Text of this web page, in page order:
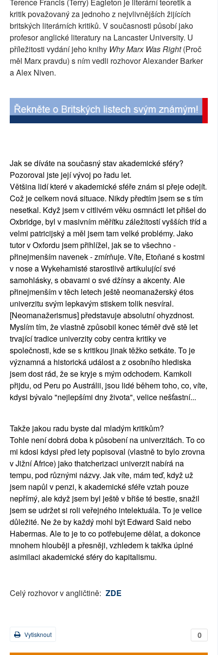
SOCIÁLNÍ SÍTĚ
RUBRIKY
PLNÁ VERZE STRÁNEK
kritik považovaný za jednoho z nejvlivnějších žijících
britských literárních kritiků. V současnosti působí jako
profesor anglické literatury na Lancaster University. U
příležitosti vydání jeho knihy Why Marx Was Right(Proč
měl Marx pravdu) s ním vedli rozhovor Alexander Barker
a Alex Niven.
Jak se díváte na současný stav akademické sféry?
Pozoroval jste její vývoj po řadu let.
Většina lidí které v akademické sféře znám si přeje odejít.
Což je celkem nová situace. Nikdy předtím jsem se s tím
nesetkal. Když jsem v citlivém věku osmnácti let přišel do
Oxbridge, byl v masivním měřítku záležitostí vyšších tříd a
velmi patricijský a měl jsem tam velké problémy. Jako
tutor v Oxfordu jsem přihlížel, jak se to všechno -
přinejmenším navenek - zmírňuje. Víte, Etoňané s kostmi
v nose a Wykehamisté starostlivě artikulující své
samohlásky, s obavami o své džínsy a akcenty. Ale
přinejmenším v těch letech ještě neomanažerský étos
univerzitu svým lepkavým stiskem tolik nesvíral.
[Neomanažerismus] představuje absolutní ohyzdnost.
Myslím tím, že vlastně způsobil konec téměř dvě stě let
trvající tradice univerzity coby centra kritiky ve
společnosti, kde se s kritikou jinak těžko setkáte. To je
významná a historická událost a z osobního hlediska
jsem dost rád, že se kryje s mým odchodem. Kamkoli
přijdu, od Peru po Austrálii, jsou lidé během toho, co, víte,
kdysi bývalo "nejlepšími dny života", velice nešťastní...
Takže jakou radu byste dal mladým kritikům?
Tohle není dobrá doba k působení na univerzitách. To co
mi kdosi kdysi před lety popisoval (vlastně to bylo zrovna
v Jižní Africe) jako thatcherizaci univerzit nabírá na
tempu, pod různými názvy. Jak víte, mám teď, když už
jsem napůl v penzi, k akademické sféře vztah pouze
nepřímý, ale když jsem byl ještě v břiše té bestie, snažil
jsem se udržet si roli veřejného intelektuála. To je velice
důležité. Ne že by každý mohl být Edward Said nebo
Habermas. Ale to je to co potřebujeme dělat, a dokonce
mnohem hlouběji a přesněji, vzhledem k takřka úplné
asimilaci akademické sféry do kapitalismu.
Celý rozhovor v angličtině: ZDE
0
Vytisknout